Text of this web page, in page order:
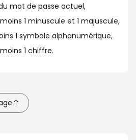
mot de passe actuel,
1 minuscule et 1 majuscule,
1 symbole alphanumérique,
1 chiffre.